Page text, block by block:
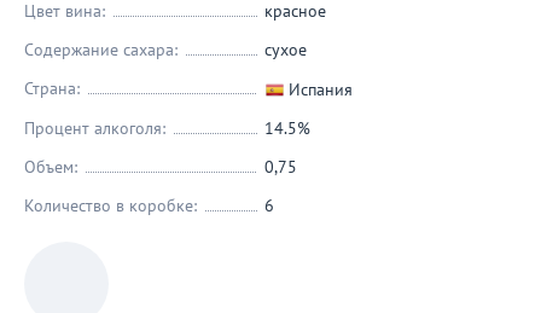
Цвет вина:
красное
Содержание сахара:
сухое
Страна:
Испания
Процент алкоголя:
14.5%
Объем:
0,75
Количество в коробке:
6